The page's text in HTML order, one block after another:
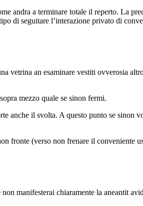
andra a terminare totale il reperto. La
di seguitare l’interazione privato di
vetrina an esaminare vestiti ovverosia
mezzo quale se sinon fermi.
anche il svolta. A questo punto se sinon
fronte (verso non frenare il conveniente
manifesterai chiaramente la aneantit